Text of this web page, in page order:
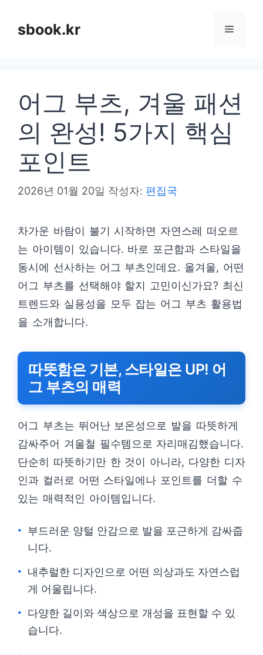
sbook.kr 메
어그 부츠, 겨울 패션
의 완성! 5가지 핵심
포인트
2026년 01월 20일 작성자: 편집국
차가운 바람이 불기 시작하면 자연스레 떠오르
는 아이템이 있습니다. 바로 포근함과 스타일을
동시에 선사하는 어그 부츠인데요. 올겨울, 어떤
어그 부츠를 선택해야 할지 고민이신가요? 최신
트렌드와 실용성을 모두 잡는 어그 부츠 활용법
을 소개합니다.
따뜻함은 기본, 스타일은 UP! 어
그 부츠의 매력
어그 부츠는 뛰어난 보온성으로 발을 따뜻하게
감싸주어 겨울철 필수템으로 자리매김했습니다.
단순히 따뜻하기만 한 것이 아니라, 다양한 디자
인과 컬러로 어떤 스타일에나 포인트를 더할 수
있는 매력적인 아이템입니다.
부드러운 양털 안감으로 발을 포근하게 감싸줍
니다.
내추럴한 디자인으로 어떤 의상과도 자연스럽
게 어울립니다.
다양한 길이와 색상으로 개성을 표현할 수 있
습니다.